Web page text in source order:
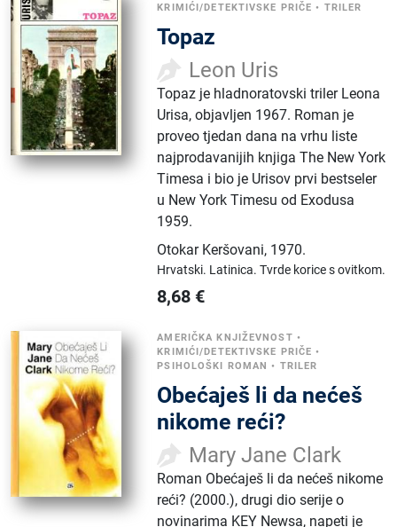
KRIMIĆI/DETEKTIVSKE PRIČE • TRILER
Topaz
Leon Uris
Topaz je hladnoratovski triler Leona
Urisa, objavljen 1967. Roman je
proveo tjedan dana na vrhu liste
najprodavanijih knjiga The New York
Timesa i bio je Urisov prvi bestseler
u New York Timesu od Exodusa
1959.
Otokar Keršovani, 1970.
Hrvatski. Latinica.Tvrde korice s ovitkom.
8,68 €
AMERIČKA KNJIŽEVNOST •
KRIMIĆI/DETEKTIVSKE PRIČE •
PSIHOLOŠKI ROMAN • TRILER
Obećaješ li da nećeš
nikome reći?
Mary Jane Clark
Roman Obećaješ li da nećeš nikome
reći? (2000.), drugi dio serije o
novinarima KEY Newsa, napeti je